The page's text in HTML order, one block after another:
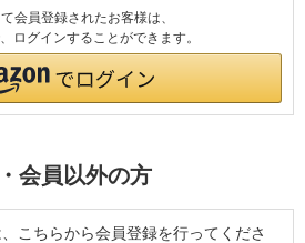
会員登録されたお客様は、
ログインすることができます。
会員以外の方
こちらから会員登録を行ってくださ